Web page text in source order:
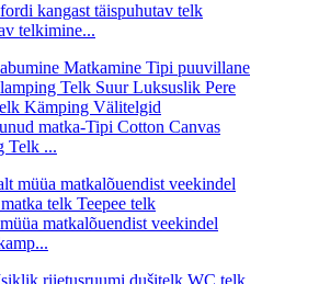
kangast täispuhutav telk
telkimine...
matka-Tipi Cotton Canvas
Telk ...
matkalõuendist veekindel